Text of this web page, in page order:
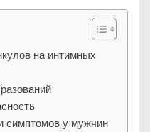
на интимных
симптомов у мужчин